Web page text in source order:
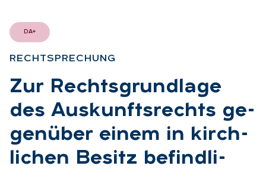
DA+
RECHT­SPRE­CHUNG
:
Zur Rechts­grund­la­ge
des Aus­kunfts­rechts ge­
gen­über ei­nem in kirch­
li­chen Be­sitz be­find­li­